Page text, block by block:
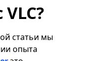
статьи мы
опыта